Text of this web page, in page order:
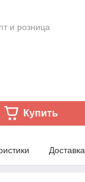
и розница
Купить
Доставка